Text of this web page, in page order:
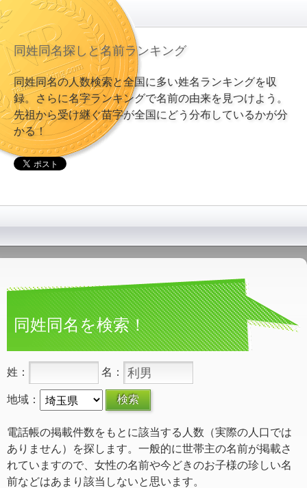
同姓同名探しと名前ランキング
同姓同名の人数検索と全国に多い姓名ランキングを収
録。さらに名字ランキングで名前の由来を見つけよう。
先祖から受け継ぐ苗字が全国にどう分布しているかが分
かる！
同姓同名を検索！
姓： 名：
地域：
電話帳の掲載件数をもとに該当する人数（実際の人口では
ありません）を探します。一般的に世帯主の名前が掲載さ
れていますので、女性の名前や今どきのお子様の珍しい名
前などはあまり該当しないと思います。